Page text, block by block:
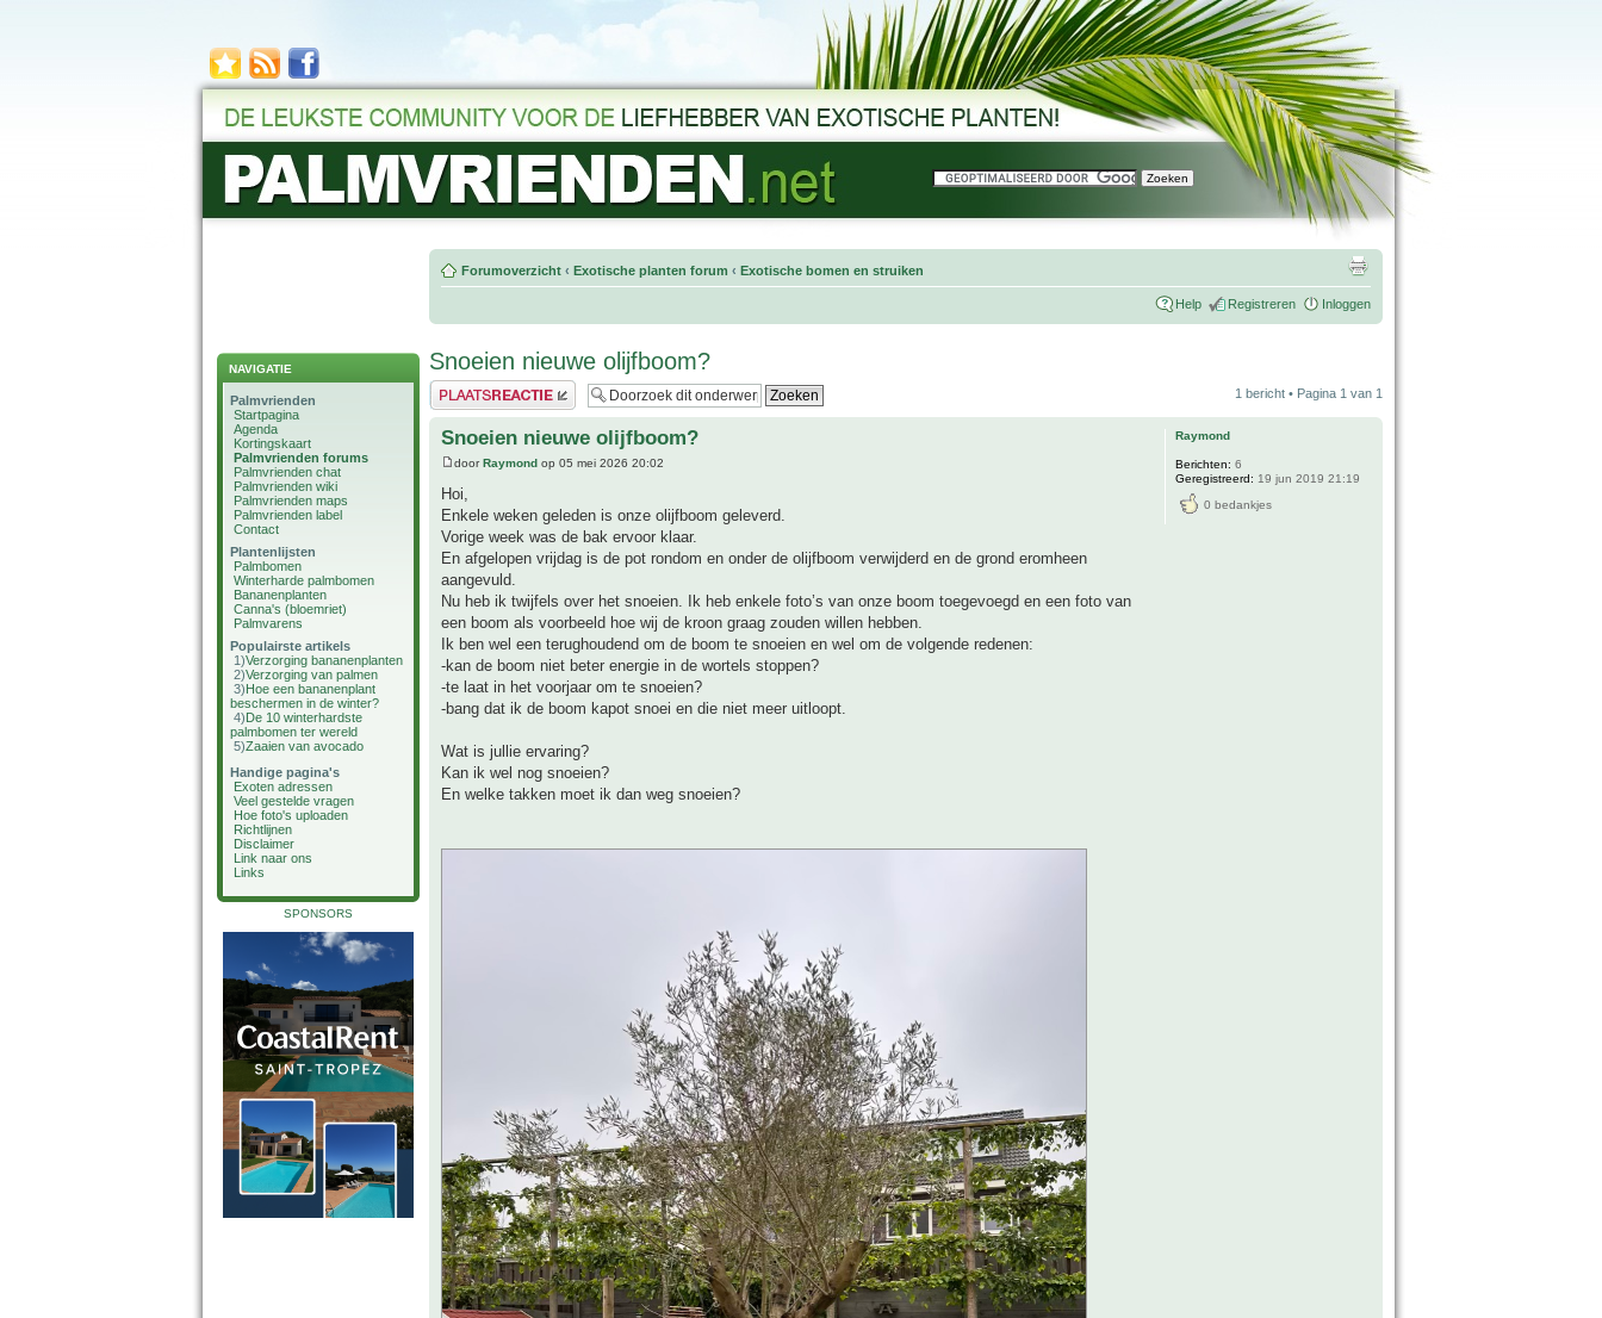
NAVIGATIE
Palmvrienden
Startpagina
Agenda
Kortingskaart
Palmvrienden forums
Palmvrienden chat
Palmvrienden wiki
Palmvrienden maps
Palmvrienden label
Contact
Plantenlijsten
Palmbomen
Winterharde palmbomen
Bananenplanten
Canna's (bloemriet)
Palmvarens
Populairste artikels
1)Verzorging bananenplanten
2)Verzorging van palmen
3)Hoe een bananenplant
beschermen in de winter?
4)De 10 winterhardste
palmbomen ter wereld
5)Zaaien van avocado
Handige pagina's
Exoten adressen
Veel gestelde vragen
Hoe foto's uploaden
Richtlijnen
Disclaimer
Link naar ons
Links
SPONSORS
Forumoverzicht ‹ Exotische planten forum ‹ Exotische bomen en struiken
Help Registreren Inloggen
Snoeien nieuwe olijfboom?
Plaats een reactie 1 bericht • Pagina 1 van 1
Snoeien nieuwe olijfboom?
doorRaymond op 05 mei 2026 20:02
Hoi,
Enkele weken geleden is onze olijfboom geleverd.
Vorige week was de bak ervoor klaar.
En afgelopen vrijdag is de pot rondom en onder de olijfboom verwijderd en de grond eromheen
aangevuld.
Nu heb ik twijfels over het snoeien. Ik heb enkele foto’s van onze boom toegevoegd en een foto van
een boom als voorbeeld hoe wij de kroon graag zouden willen hebben.
Ik ben wel een terughoudend om de boom te snoeien en wel om de volgende redenen:
-kan de boom niet beter energie in de wortels stoppen?
-te laat in het voorjaar om te snoeien?
-bang dat ik de boom kapot snoei en die niet meer uitloopt.
Wat is jullie ervaring?
Kan ik wel nog snoeien?
En welke takken moet ik dan weg snoeien?
Raymond
Berichten: 6
Geregistreerd: 19 jun 2019 21:19
0 bedankjes